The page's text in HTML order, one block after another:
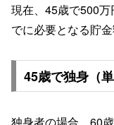
現在、45歳で500
でに必要となる貯
45歳で独身（